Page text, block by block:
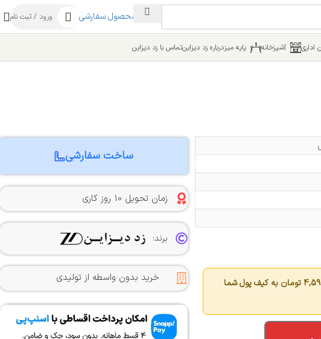
ساخت محصول سفارشی ورود / ثبت نام
اداری آشپزخانه پایه میزدرباره زد دیزاینتماس با زد دیزاین
تومان به کیف پول شما
ساخت سفارشی
زمان تحویل 10 روز کاری
برند:
خرید بدون واسطه از تولیدی